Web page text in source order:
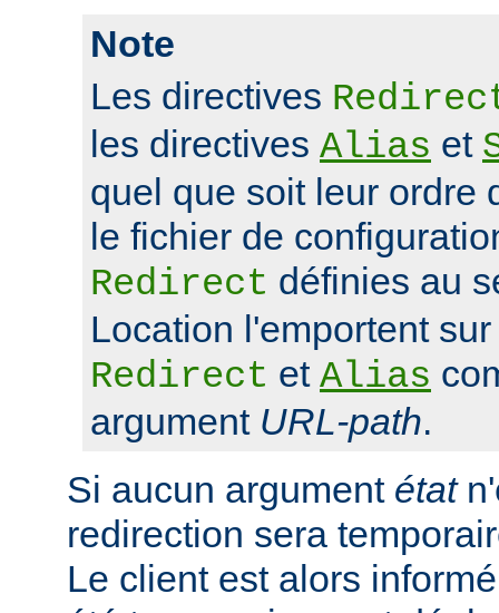
Note
Les directives
les directives Alias et
quel que soit leur ordre
le fichier de
Redirect définies au
Location l'emportent
Redirect et Alias
argument URL-path.
Si aucun argument état
redirection sera
Le client est alors